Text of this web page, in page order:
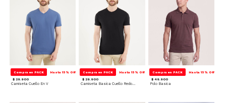
Compra en PACK Hasta 15% Off
$ 29.900
Camiseta Cuello En V
Compra en PACK Hasta 15% Off
$ 29.900
Camiseta Basica Cuello Redondo
Compra en PACK Hasta 15% Off
$ 49.900
Polo Basica